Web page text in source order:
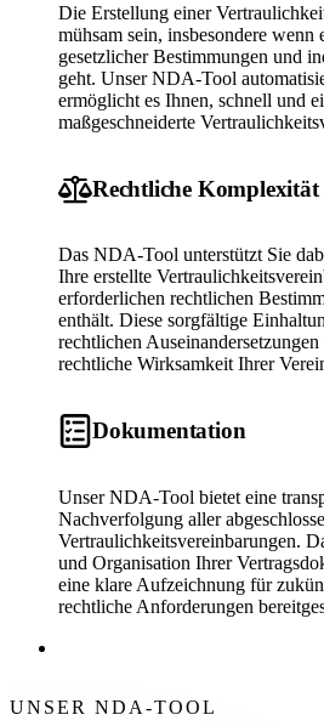
Die Erstellung einer
mühsam sein, insbesondere wenn
gesetzlicher Bestimmungen und
geht. Unser NDA-Tool
ermöglicht es Ihnen, schnell und
maßgeschneiderte
Rechtliche Komplexität
Das NDA-Tool unterstützt Sie
Ihre erstellte
erforderlichen rechtlichen
enthält. Diese sorgfältige
rechtlichen
rechtliche Wirksamkeit Ihrer
Dokumentation
Unser NDA-Tool bietet eine
Nachverfolgung aller
Vertraulichkeitsvereinbarungen.
und Organisation Ihrer
eine klare Aufzeichnung für
rechtliche Anforderungen
UNSER NDA-TOOL